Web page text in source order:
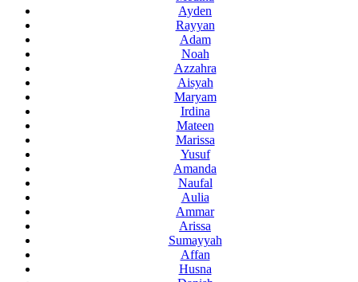
Ayden
Rayyan
Adam
Noah
Azzahra
Aisyah
Maryam
Irdina
Mateen
Marissa
Yusuf
Amanda
Naufal
Aulia
Ammar
Arissa
Sumayyah
Affan
Husna